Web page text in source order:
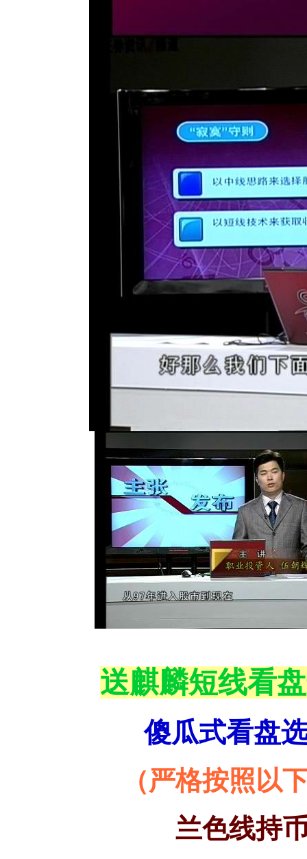
送麒麟短线看
傻瓜式看盘
（严格按照以
兰色线持